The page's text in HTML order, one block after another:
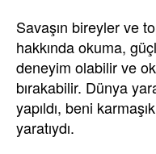
Savaşın bireyler ve
hakkında okuma,
deneyim olabilir ve
bırakabilir. Dünya
yapıldı, beni
yaratıydı.